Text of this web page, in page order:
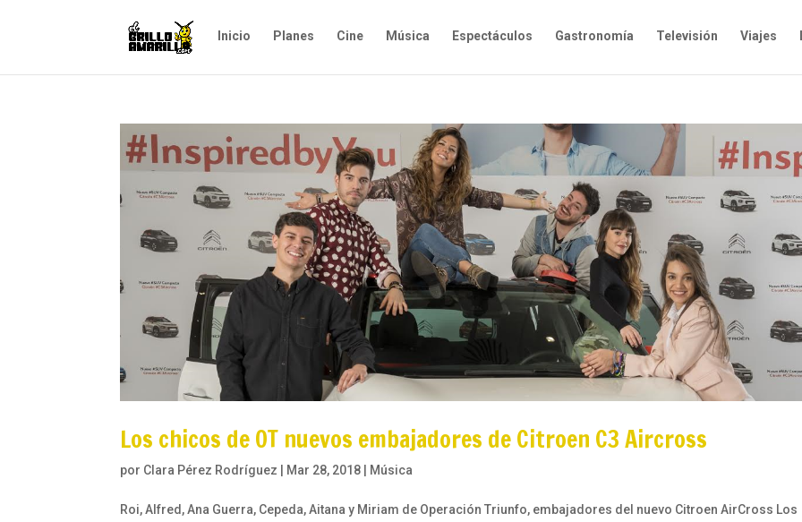
Inicio Planes Cine Música Espectáculos Gastronomía Televisión Viajes
Los chicos de OT nuevos embajadores de Citroen C3 Aircross
por Clara Pérez Rodríguez Mar 28, 2018 Música
Roi, Alfred, Ana Guerra, Cepeda, Aitana y Miriam de Operación Triunfo, embajadores del nuevo Citroen AirCross Los